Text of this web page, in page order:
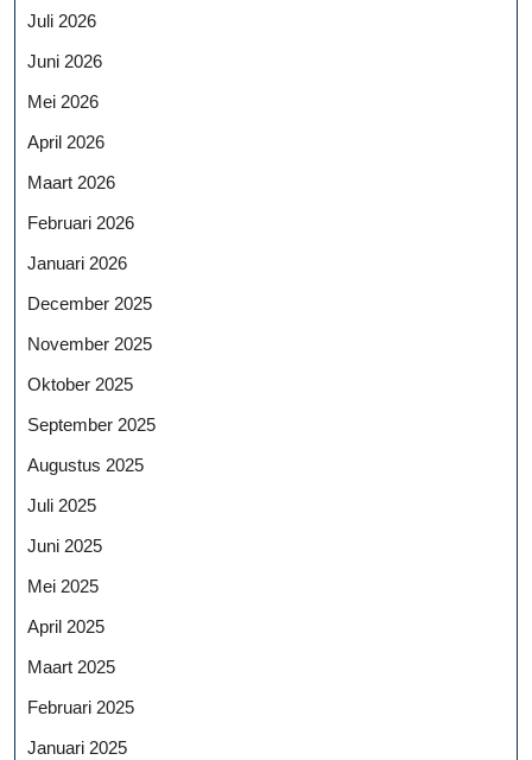
Juli 2026
Juni 2026
Mei 2026
April 2026
Maart 2026
Februari 2026
Januari 2026
December 2025
November 2025
Oktober 2025
September 2025
Augustus 2025
Juli 2025
Juni 2025
Mei 2025
April 2025
Maart 2025
Februari 2025
Januari 2025